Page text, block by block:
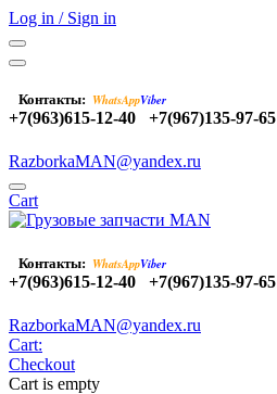
Log in / Sign in
Контакты: WhatsAppViber
+7(963)615-12-40 +7(967)135-97-65
RazborkaMAN@yandex.ru
Cart
Контакты: WhatsAppViber
+7(963)615-12-40 +7(967)135-97-65
RazborkaMAN@yandex.ru
Cart:
Checkout
Cart is empty